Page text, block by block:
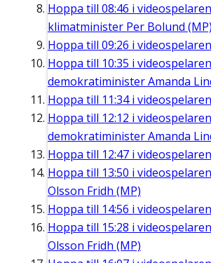
Hoppa till 08:46 i videospelaren
klimatminister Per Bolund (MP)
Hoppa till 09:26 i videospelaren
Hoppa till 10:35 i videospelaren
demokratiminister Amanda
Hoppa till 11:34i videospelaren
Hoppa till 12:12 i videospelaren
demokratiminister Amanda
Hoppa till 12:47 i videospelaren
Hoppa till 13:50 i videospelaren
Olsson Fridh (MP)
Hoppa till 14:56 i videospelaren
Hoppa till 15:28 i videospelaren
Olsson Fridh (MP)